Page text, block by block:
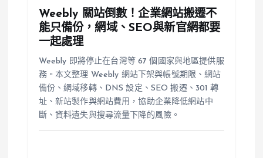
Weebly 關站倒數！企業網站搬遷不
能只備份，網域、SEO與新官網都要
一起處理
Weebly 即將停止在台灣等 67 個國家與地區提供服
務。本文整理 Weebly 網站下架與帳號期限、網站
備份、網域移轉、DNS 設定、SEO 搬遷、301 轉
址、新站製作與網站費用，協助企業降低網站中
斷、資料遺失與搜尋流量下降的風險。